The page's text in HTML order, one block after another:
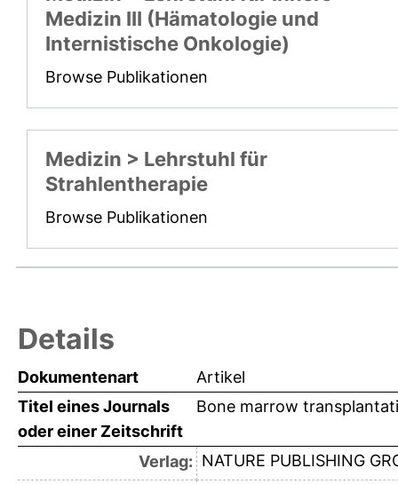
Medizin III (Hämatologie und
Internistische Onkologie)
Browse Publikationen
Medizin > Lehrstuhl für
Strahlentherapie
Browse Publikationen
Details
Dokumentenart
Artikel
Titel eines Journals
oder einer Zeitschrift
Bone marrow
Verlag: NATURE PUBLISHING